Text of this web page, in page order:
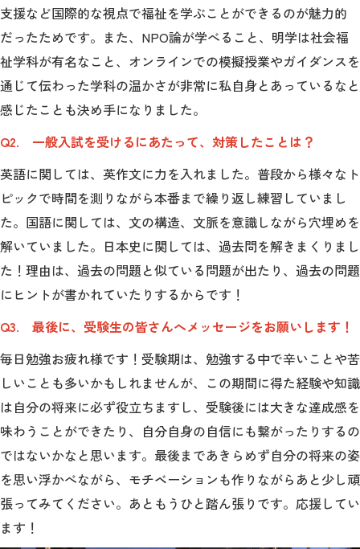
入試情報サイト
2026年9月入学者向け 新入生サイト
MGグッズ オンラインショップ
（外部サイト）
アクセス
キャンパス
取材・撮影 資料請求
支援など国際的な視点で福祉を学ぶことができるのが魅力的
だったためです。また、NPO論が学べること、明学は社会福
祉学科が有名なこと、オンラインでの模擬授業やガイダンスを
通じて伝わった学科の温かさが非常に私自身とあっているなと
感じたことも決め手になりました。
Q2. 一般入試を受けるにあたって、対策したことは？
英語に関しては、英作文に力を入れました。普段から様々なト
ピックで時間を測りながら本番まで繰り返し練習していまし
た。国語に関しては、文の構造、文脈を意識しながら穴埋めを
解いていました。日本史に関しては、過去問を解きまくりまし
た！理由は、過去の問題と似ている問題が出たり、過去の問題
にヒントが書かれていたりするからです！
Q3. 最後に、受験生の皆さんへメッセージをお願いします！
毎日勉強お疲れ様です！受験期は、勉強する中で辛いことや苦
しいことも多いかもしれませんが、この期間に得た経験や知識
は自分の将来に必ず役立ちますし、受験後には大きな達成感を
味わうことができたり、自分自身の自信にも繋がったりするの
ではないかなと思います。最後まであきらめず自分の将来の姿
を思い浮かべながら、モチベーションも作りながらあと少し頑
張ってみてください。あともうひと踏ん張りです。応援してい
ます！